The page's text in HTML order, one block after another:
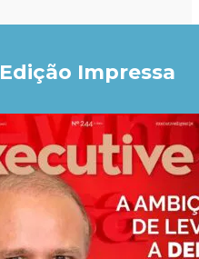
Edição Impressa